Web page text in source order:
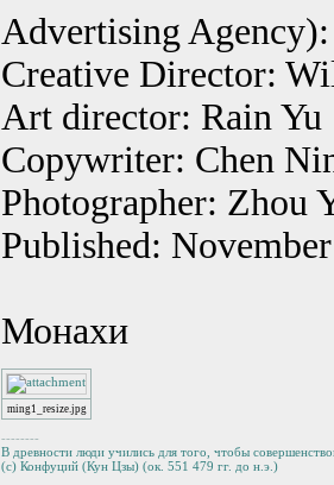
Advertising
Creative Director:
Art director: Rain Yu
Copywriter: Chen
Photographer: Zhou
Published:
Монахи
ming1_resize.jpg
--------
В древности люди учились для того, чтобы
(с) Конфуций (Кун Цзы) (ок. 551 479 гг. до н.э.)